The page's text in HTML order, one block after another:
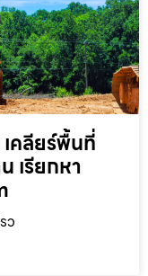
คลียร์พื้นที่
เรียกหา
ว